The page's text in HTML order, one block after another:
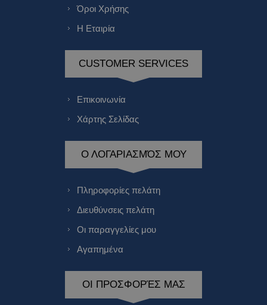
Όροι Χρήσης
Η Εταιρία
CUSTOMER SERVICES
Επικοινωνία
Χάρτης Σελίδας
Ο ΛΟΓΑΡΙΑΣΜΌΣ ΜΟΥ
Πληροφορίες πελάτη
Διευθύνσεις πελάτη
Οι παραγγελίες μου
Αγαπημένα
ΟΙ ΠΡΟΣΦΟΡΈΣ ΜΑΣ